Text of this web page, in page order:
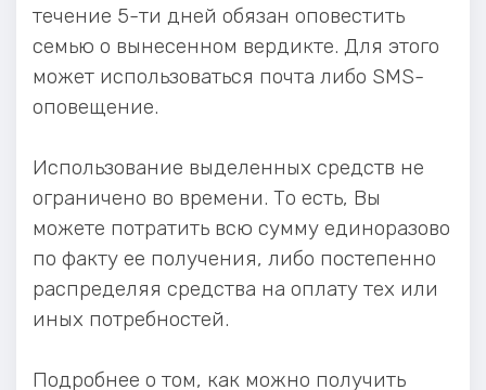
течение 5-ти дней обязан оповестить
семью о вынесенном вердикте. Для этого
может использоваться почта либо SMS-
оповещение.
Использование выделенных средств не
ограничено во времени. То есть, Вы
можете потратить всю сумму единоразово
по факту ее получения, либо постепенно
распределяя средства на оплату тех или
иных потребностей.
Подробнее о том, как можно получить